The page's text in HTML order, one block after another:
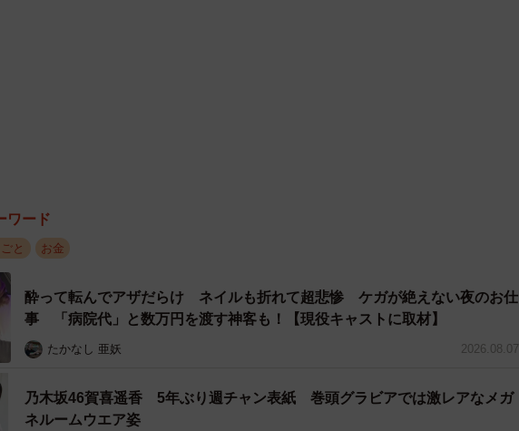
ワード
と お金
酔って転んでアザだらけ ネイルも折れて超悲惨 ケガが絶えない夜のお仕
事 「病院代」と数万円を渡す神客も！【現役キャストに取材】
たかなし 亜妖 2026.08.07
乃木坂46賀喜遥香 5年ぶり週チャン表紙 巻頭グラビアでは激レアなメガ
ネルームウエア姿